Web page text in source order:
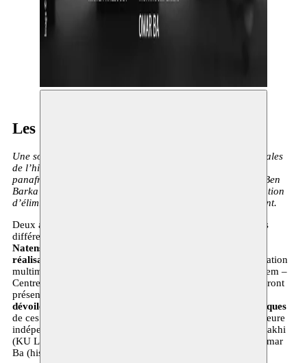
Les Meurtres Coloniaux
Une soirée consacrée à deux figures anticolonialistes centrales
de l’histoire mondiale, tous deux éminents défenseurs du
panafricanisme : Patrice Lumumba (1925-1961) et Mehdi Ben
Barka (1920-1965). Tous deux ont été victimes d’une opération
d’élimination impliquant plusieurs services de renseignement.
Deux artistes on mis en lumière leur disparition brutale sous
différents angles :
Natens
réalisateur/artiste visuel Hamza Halloubi
pour une installation
multimédia en 3D. Lors de cette soirée, produite par Moussem –
Centre d’arts nomades, ces deux interventions artistiques seront
présentées et
dévoilera le contexte historique et les répercussions politiques
de ces deux meurtres coloniaux. À cette fin, curatrice et auteure
indépendante Sorana Munsya et anthropologue Montassir Sakhi
(KU Leuven, UM6P) s’entretiendront avec le modérateur Omar
Ba (historien).